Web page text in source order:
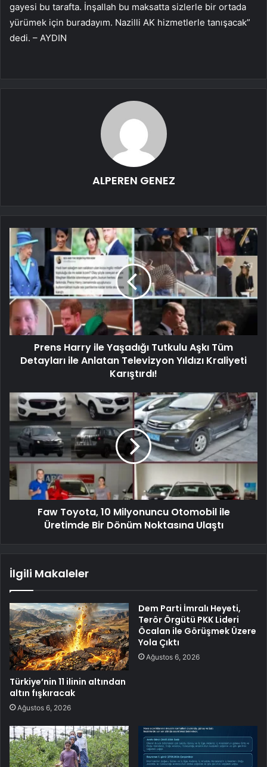
gayesi bu tarafta. İnşallah bu maksatta sizlerle bir ortada
yürümek için buradayım. Nazilli AK hizmetlerle tanışacak”
dedi. – AYDIN
ALPEREN GENEZ
Prens Harry ile Yaşadığı Tutkulu Aşkı Tüm
Detayları ile Anlatan Televizyon Yıldızı Kraliyeti
Karıştırdı!
Faw Toyota, 10 Milyonuncu Otomobil ile
Üretimde Bir Dönüm Noktasına Ulaştı
İlgili Makaleler
Türkiye’nin 11 ilinin altından
altın fışkıracak
Ağustos 6, 2026
Dem Parti İmralı Heyeti,
Terör Örgütü PKK Lideri
Öcalan ile Görüşmek Üzere
Yola Çıktı
Ağustos 6, 2026